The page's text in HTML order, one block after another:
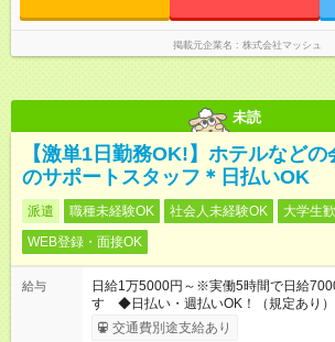
掲載元企業名 株式会社マッシュ
未読
【激単1日勤務OK!】ホテルなど
のサポートスタッフ＊日払いOK
派遣 職種未経験OK 社会人未経験OK 大学生
WEB登録・面接OK
給与
日給1万5000円～※実働5時間で日給
す ◆日払い・週払いOK！（規定あり）
異なります
交通費別途支給あり